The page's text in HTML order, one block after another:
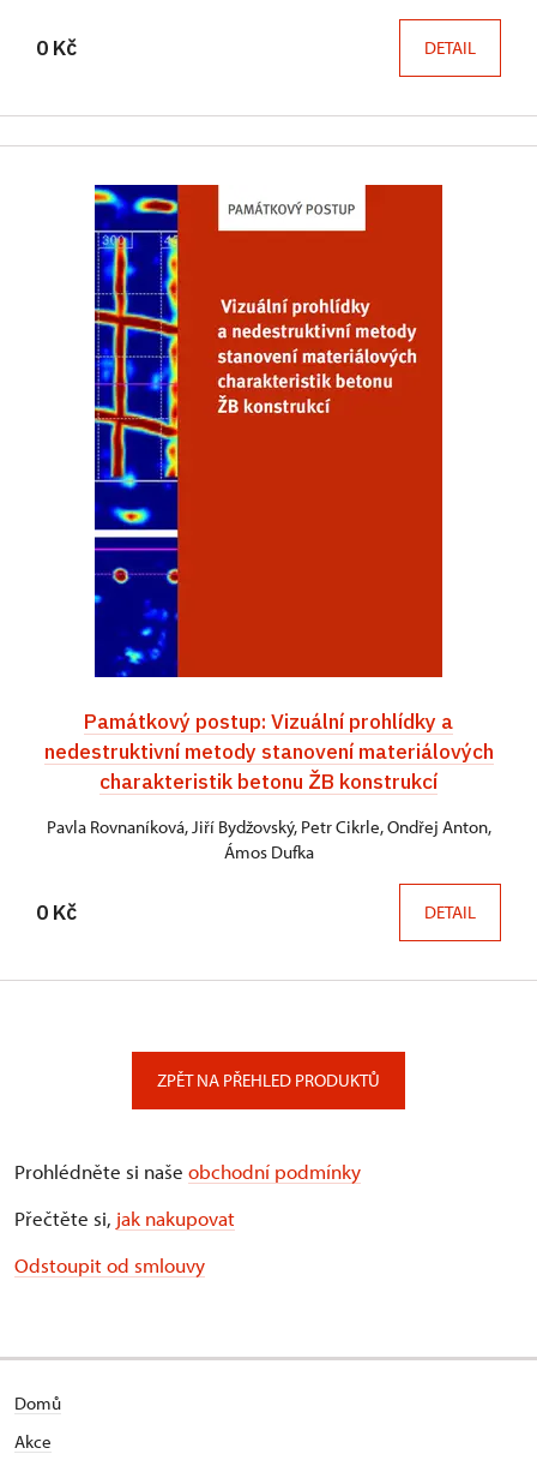
0 Kč DETAIL
Památkový postup: Vizuální prohlídky a
nedestruktivní metody stanovení materiálových
charakteristik betonu ŽB konstrukcí
Pavla Rovnaníková, Jiří Bydžovský, Petr Cikrle, Ondřej Anton,
Ámos Dufka
0 Kč DETAIL
ZPĚT NA PŘEHLED PRODUKTŮ
Prohlédněte si naše obchodní podmínky
Přečtěte si, jak nakupovat
Odstoupit od smlouvy
Domů
Akce